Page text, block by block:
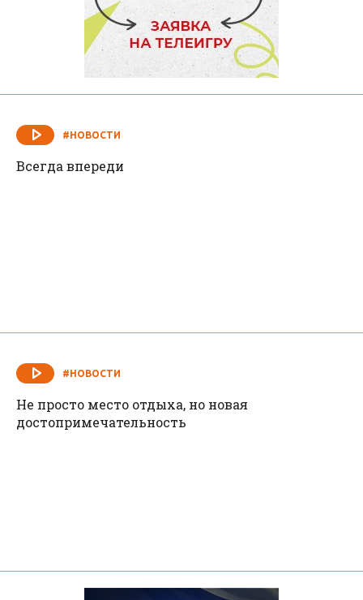
#НОВОСТИ
Всегда впереди
#НОВОСТИ
Не просто место отдыха, но новая
достопримечательность